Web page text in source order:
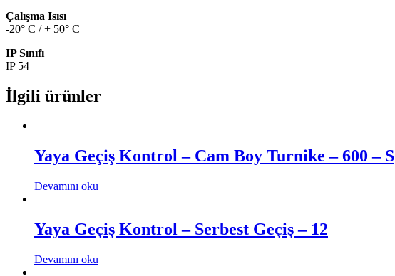
Çalışma Isısı
-20° C / + 50° C
IP Sınıfı
IP 54
İlgili ürünler
Yaya Geçiş Kontrol – Cam Boy Turnike – 600 – S
Devamını oku
Yaya Geçiş Kontrol – Serbest Geçiş – 12
Devamını oku